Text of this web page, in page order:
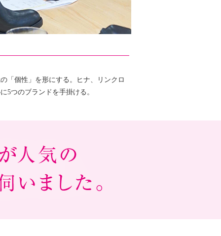
「個性」を形にする。ヒナ、リンクロ
5つのブランドを手掛ける。